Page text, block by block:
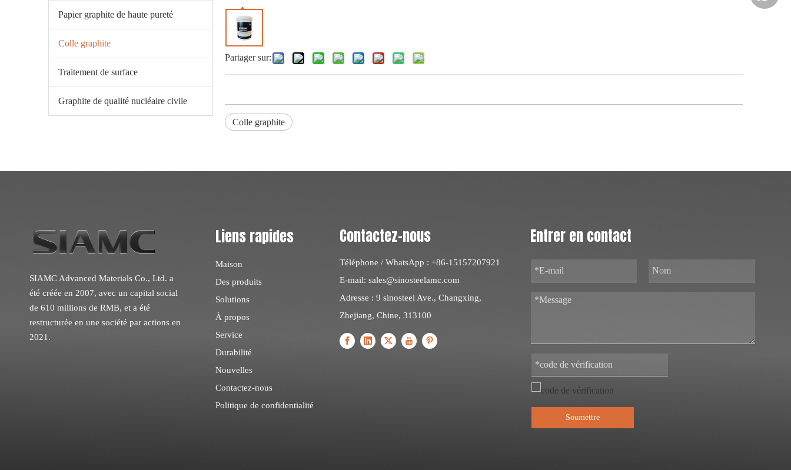
Papier graphite de haute pureté
Colle graphite
Traitement de surface
Graphite de qualité nucléaire civile
Partager sur:
Colle graphite
SIAMC Advanced Materials Co., Ltd. a
été créée en 2007, avec un capital social
de 610 millions de RMB, et a été
restructurée en une société par actions en
2021.
Liens rapides
Maison
Des produits
Solutions
À propos
Service
Durabilité
Nouvelles
Contactez-nous
Politique de confidentialité
Contactez-nous
Téléphone / WhatsApp : +86-15157207921
E-mail: sales@sinosteelamc.com
Adresse : 9 sinosteel Ave., Changxing,
Zhejiang, Chine, 313100
Entrer en contact
Soumettre